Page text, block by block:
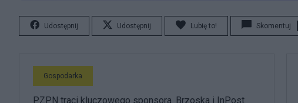
Udostępnij Udostępnij Lubię to! Skomentuj
Gospodarka
PZPN traci kluczowego sponsora. Brzoska i InPost